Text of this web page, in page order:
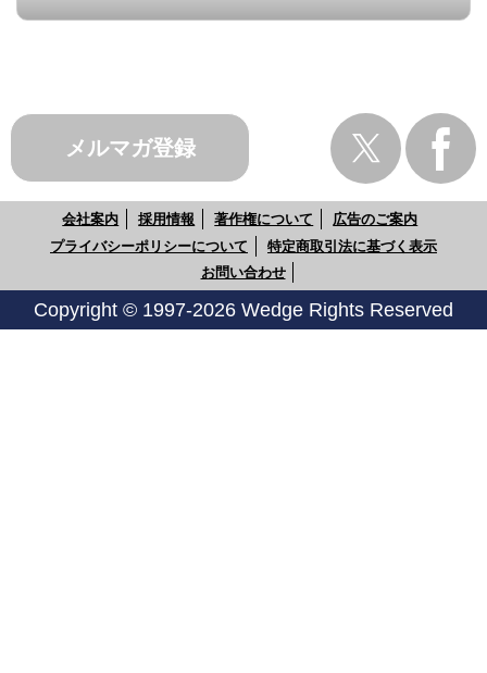
メルマガ登録
会社案内 採用情報 著作権について
広告のご案内
プライバシーポリシーについて
特定商取引法に基づく表示
お問い合わせ
Copyright © 1997-2026 Wedge Rights Reserved